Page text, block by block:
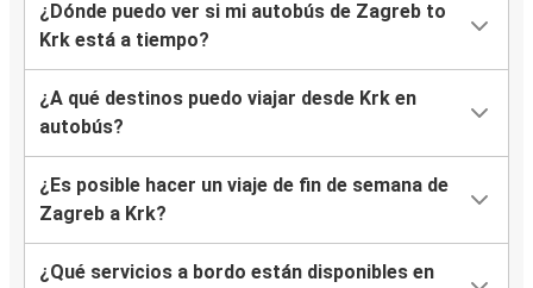
¿Dónde puedo ver si mi autobús de Zagreb to
Krk está a tiempo?
¿A qué destinos puedo viajar desde Krk en
autobús?
¿Es posible hacer un viaje de fin de semana de
Zagreb a Krk?
¿Qué servicios a bordo están disponibles en